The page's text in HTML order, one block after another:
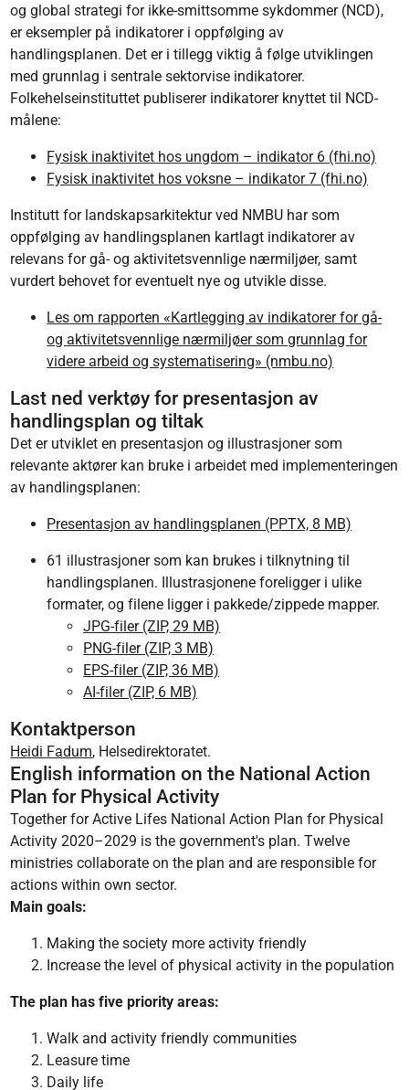
og global strategi for ikke-smittsomme sykdommer (NCD),
er eksempler på indikatorer i oppfølging av
handlingsplanen. Det er i tillegg viktig å følge utviklingen
med grunnlag i sentrale sektorvise indikatorer.
Folkehelseinstituttet publiserer indikatorer knyttet til NCD-
målene:
Fysisk inaktivitet hos ungdom – indikator 6 (fhi.no)
Fysisk inaktivitet hos voksne – indikator 7 (fhi.no)
Institutt for landskapsarkitektur ved NMBU har som
oppfølging av handlingsplanen kartlagt indikatorer av
relevans for gå- og aktivitetsvennlige nærmiljøer, samt
vurdert behovet for eventuelt nye og utvikle disse.
Les om rapporten «Kartlegging av indikatorer for gå-
og aktivitetsvennlige nærmiljøer som grunnlag for
videre arbeid og systematisering» (nmbu.no)
Last ned verktøy for presentasjon av
handlingsplan og tiltak
Det er utviklet en presentasjon og illustrasjoner som
relevante aktører kan bruke i arbeidet med implementeringen
av handlingsplanen:
Presentasjon av handlingsplanen (PPTX, 8 MB)
61 illustrasjoner som kan brukes i tilknytning til
handlingsplanen. Illustrasjonene foreligger i ulike
formater, og filene ligger i pakkede/zippede mapper.
JPG-filer (ZIP, 29 MB)
PNG-filer (ZIP, 3 MB)
EPS-filer (ZIP, 36 MB)
AI-filer (ZIP, 6 MB)
Kontaktperson
Heidi Fadum, Helsedirektoratet.
English information on the National Action
Plan for Physical Activity
Together for Active Lifes National Action Plan for Physical
Activity 2020–2029 is the government's plan. Twelve
ministries collaborate on the plan and are responsible for
actions within own sector.
Main goals:
Making the society more activity friendly
Increase the level of physical activity in the population
The plan has five priority areas:
Walk and activity friendly communities
Leasure time
Daily life